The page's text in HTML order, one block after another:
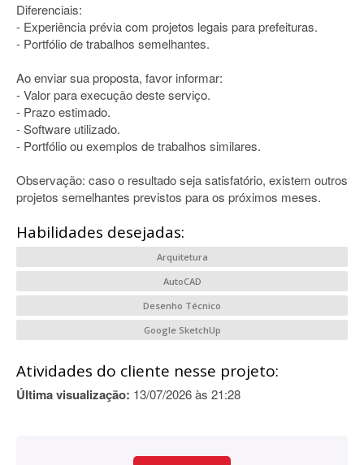
Diferenciais:
- Experiência prévia com projetos legais para prefeituras.
- Portfólio de trabalhos semelhantes.
Ao enviar sua proposta, favor informar:
- Valor para execução deste serviço.
- Prazo estimado.
- Software utilizado.
- Portfólio ou exemplos de trabalhos similares.
Observação: caso o resultado seja satisfatório, existem outros
projetos semelhantes previstos para os próximos meses.
Habilidades desejadas:
Arquitetura
AutoCAD
Desenho Técnico
Google SketchUp
Atividades do cliente nesse projeto:
Última visualização: 13/07/2026 às 21:28